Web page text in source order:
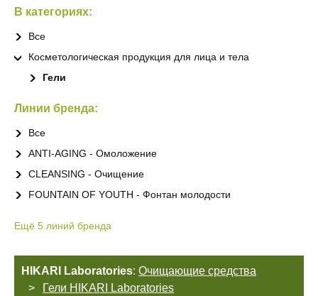
В категориях:
Все
Косметологическая продукция для лица и тела
Гели
Линии бренда:
Все
ANTI-AGING - Омоложение
CLEANSING - Очищение
FOUNTAIN OF YOUTH - Фонтан молодости
Ещё 5 линий бренда
HIKARI Laboratories: Очищающие средства
Гели HIKARI Laboratories